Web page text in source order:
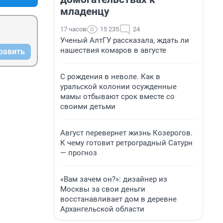
младенцу
17 часов 15 235 24
Ученый АлтГУ рассказала, ждать ли
нашествия комаров в августе
С рождения в неволе. Как в
уральской колонии осужденные
мамы отбывают срок вместе со
своими детьми
Август перевернет жизнь Козерогов.
К чему готовит ретроградный Сатурн
— прогноз
«Вам зачем он?»: дизайнер из
Москвы за свои деньги
восстанавливает дом в деревне
Архангельской области